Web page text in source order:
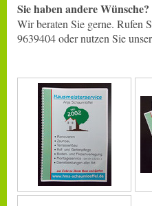
Sie haben andere Wünsche?
Wir beraten Sie gerne. Rufen
9639404 oder nutzen Sie unser